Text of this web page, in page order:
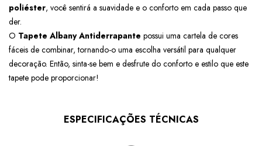
poliéster, você sentirá a suavidade e o conforto em cada passo que
der.
O Tapete Albany Antiderrapante possui uma cartela de cores
fáceis de combinar, tornando-o uma escolha versátil para qualquer
decoração. Então, sinta-se bem e desfrute do conforto e estilo que este
tapete pode proporcionar!
ESPECIFICAÇÕES TÉCNICAS